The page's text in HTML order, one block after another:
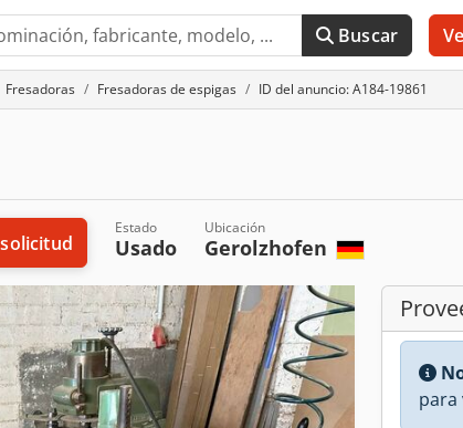
Buscar
Fresadoras Fresadoras de espigas ID del anuncio: A184-19861
Estado
Usado
Ubicación
Gerolzhofen
para